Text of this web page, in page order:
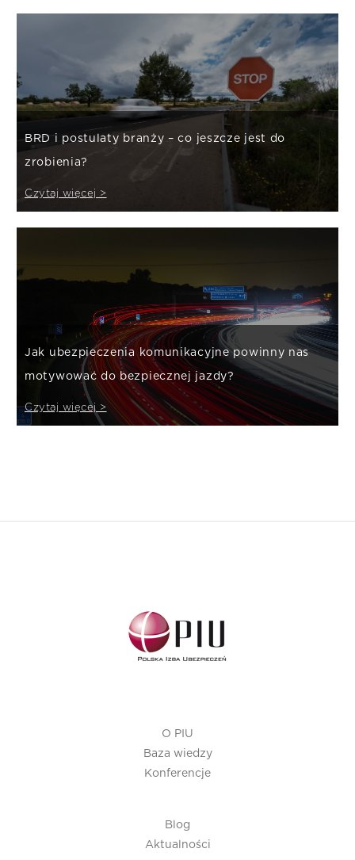
BRD i postulaty branży – co jeszcze jest do
zrobienia?
Czytaj więcej >
Jak ubezpieczenia komunikacyjne powinny nas
motywować do bezpiecznej jazdy?
Czytaj więcej >
O PIU
Baza wiedzy
Konferencje
Blog
Aktualności